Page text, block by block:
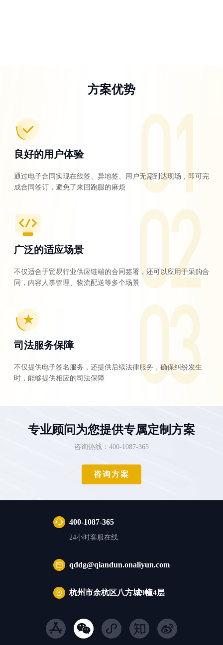
方案优势
良好的用户体验
通过电子合同实现在线签、异地签、用户无需到达现场，即可完
成合同签订，避免了来回跑腿的麻烦
广泛的适应场景
不仅适合于贸易行业供应链端的合同签署，还可以应用于采购合
同，内容人事管理、物流配送等多个场景
司法服务保障
不仅提供电子签名服务，还提供后续法律服务，确保纠纷发生
时，能够提供相应的司法保障
专业顾问为您提供专属定制方案
咨询热线：400-1087-365
咨询方案
400-1087-365
24小时客服在线
qddg@qiandun.onaliyun.com
杭州市余杭区八方城9幢4层